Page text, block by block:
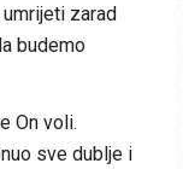
zarad
budemo
On voli.
sve dublje i